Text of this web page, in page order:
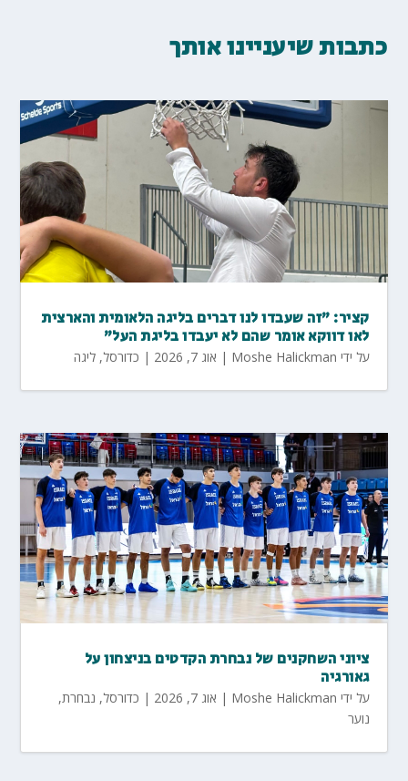
כתבות שיעניינו אותך
קציר: "זה שעבדו לנו דברים בליגה הלאומית והארצית
לאו דווקא אומר שהם לא יעבדו בליגת העל"
על ידי Moshe Halickman
| אוג 7, 2026 | כדורסל,ליגה
ציוני השחקנים של נבחרת הקדטים בניצחון על
גאורגיה
על ידי Moshe Halickman
| אוג 7, 2026 | כדורסל, נבחרת,
נוער